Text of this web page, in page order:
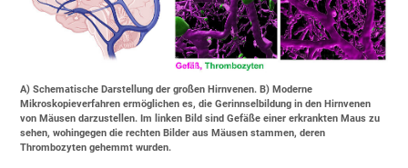
A) Schematische Darstellung der großen Hirnvenen. B) Moderne
Mikroskopieverfahren ermöglichen es, die Gerinnselbildung in den Hirnvenen
von Mäusen darzustellen. Im linken Bild sind Gefäße einer erkrankten Maus zu
sehen, wohingegen die rechten Bilder aus Mäusen stammen, deren
Thrombozyten gehemmt wurden.